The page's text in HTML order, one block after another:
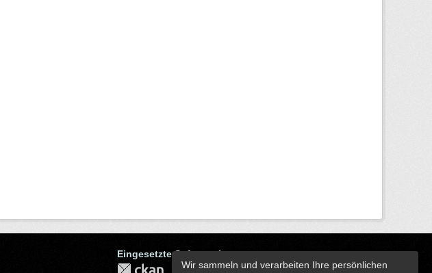
Eingesetzte Software ist
Wir sammeln und verarbeiten Ihre persönlichen